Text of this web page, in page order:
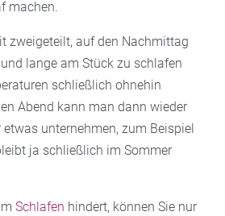
machen.
zweigeteilt, auf den Nachmittag
lange am Stück zu schlafen
schließlich ohnehin
Abend kann man dann wieder
etwas unternehmen, zum Beispiel
ja schließlich im Sommer
Schlafen hindert, können Sie nur